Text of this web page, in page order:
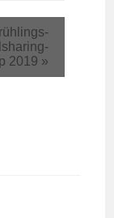
2019 »